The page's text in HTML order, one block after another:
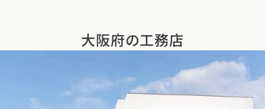
大阪府の工務店